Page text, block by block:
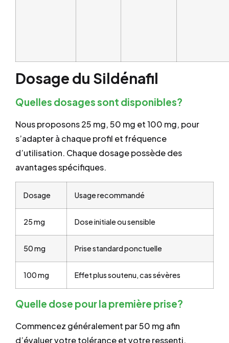
Dosage du Sildénafil
Quelles dosages sont disponibles?
Nous proposons 25 mg, 50 mg et 100 mg, pour
s’adapter à chaque profil et fréquence
d’utilisation. Chaque dosage possède des
avantages spécifiques.
Dosage Usage recommandé
25 mg Dose initiale ou sensible
50 mg Prise standard ponctuelle
100 mg Effet plus soutenu, cas sévères
Quelle dose pour la première prise?
Commencez généralement par 50 mg afin
d’évaluer votre tolérance et votre ressenti.